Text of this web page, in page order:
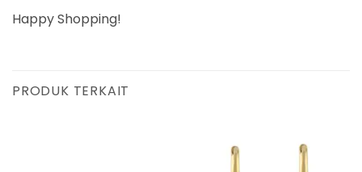
Happy Shopping!
PRODUK TERKAIT